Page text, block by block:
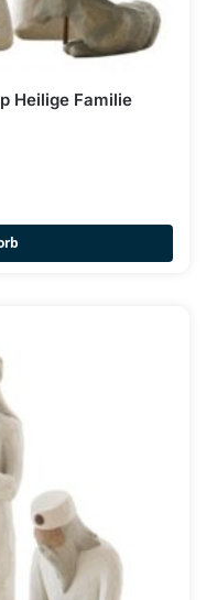
Heilige Familie